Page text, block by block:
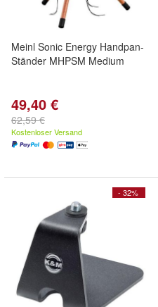
Meinl Sonic Energy Handpan-
Ständer MHPSM Medium
49,40 €
62,59 €
Kostenloser Versand
- 32%